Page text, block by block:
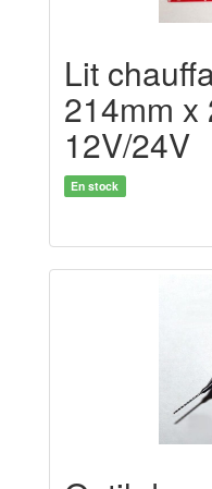
Lit
214mm x
12V/24V
En stock